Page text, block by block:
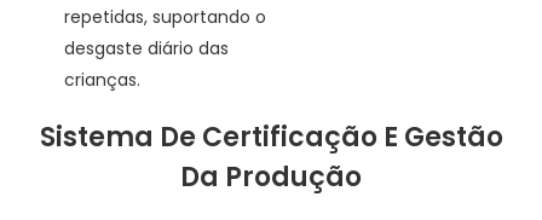
repetidas, suportando o
desgaste diário das
crianças.
Sistema De Certificação E Gestão
Da Produção